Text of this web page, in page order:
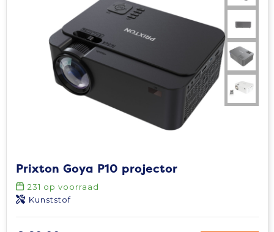
Prixton Goya P10 projector
231 op voorraad
Kunststof